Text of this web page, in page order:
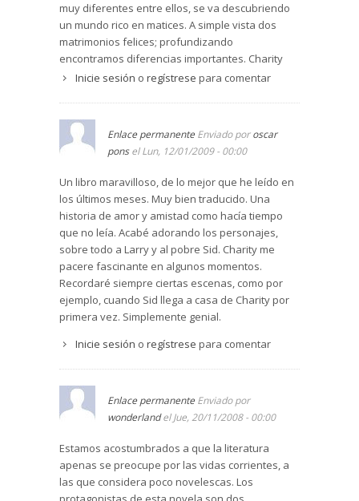
Como ambos, Larry y Sid, son profesores
universitarios, la novela refleja las luchas
internas de los departamentos por conseguir
imponer sus opiniones académicas, por ocupar
los puestos, etc. Larry es profesor de Lengua
aparecen discursos sobre la retórica, material
habitual para un profesor e talleres creativos de
durante toda su vida.
La novela se constituye como un canto amoroso
a la cultura occidental. En pleno siglo XX, Stegner
bucea en las raíces griegas y latinas de una
Europa cuyo renacimiento se respira en
ciudades como Florencia. El texto está plagado
de citas literarias, de títulos de novelas y autores
de la vieja Europa.
música que sumergen al lector en la civilización
de Battle Pond.
muy diferentes entre ellos, se va descubriendo
un mundo rico en matices. A simple vista dos
matrimonios felices; profundizando
encontramos diferencias importantes. Charity
tiene un carácter capaz de apagar a cualquiera
unidad en su matrimonio no sospechada al
principio: el modo en que él se presta a ayudarla
durante toda su vida produce un efecto positivo.
Y en el fondo de la vida de estos cuatro
personajes falta cualquier tipo de trascendencia,
lo que hace que la historia termine resultando un
poco triste. Muy agradable de leer aunque en
algún momento se ralentice en exceso y pueda
parecer que le sobran páginas.
Leer artículo >>
Inicie sesión o regístrese para comentar
Enlace permanente Enviado poroscar
ponsel Lun, 12/01/2009 - 00:00
Un libro maravilloso, de lo mejor que he leído en
los últimos meses. Muy bien traducido. Una
historia de amor y amistad como hacía tiempo
que no leía. Acabé adorando los personajes,
sobre todo a Larry y al pobre Sid. Charity me
pacere fascinante en algunos momentos.
Recordaré siempre ciertas escenas, como por
ejemplo, cuando Sid llega a casa de Charity por
primera vez. Simplemente genial.
Inicie sesión o regístrese para comentar
Enlace permanente Enviado por
wonderlandel Jue, 20/11/2008 - 00:00
Estamos acostumbrados a que la literatura
apenas se preocupe por las vidas corrientes, a
las que considera poco novelescas. Los